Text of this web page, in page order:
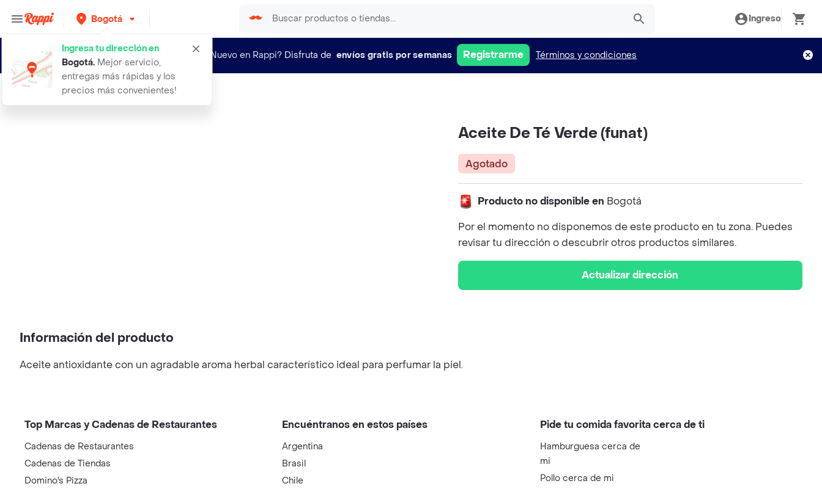
Bogotá
Ingresa tu dirección en
Bogotá. Mejor servicio,
entregas más rápidas y los
precios más convenientes!
Ingreso
¿Nuevo en Rappi? Disfruta de envíos gratis por semanas Registrarme Términos y condiciones
aceite de te verde funat
Aceite De Té Verde (funat)
Agotado
Producto no disponible en Bogotá
Por el momento no disponemos de este producto en tu zona. Puedes
revisar tu dirección o descubrir otros productos similares.
Actualizar dirección
Información del producto
Aceite antioxidante con un agradable aroma herbal característico ideal para perfumar la piel.
Top Marcas y Cadenas de Restaurantes
Cadenas de Restaurantes
Cadenas de Tiendas
Domino's Pizza
Encuéntranos en estos países
Argentina
Brasil
Chile
Pide tu comida favorita cerca de ti
Hamburguesa cerca de
mi
Pollo cerca de mi